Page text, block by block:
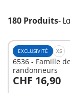
180 Produits-
EXCLUSIVITÉ XS
6536 - Famille
randonneurs
CHF 16,90
Au panier